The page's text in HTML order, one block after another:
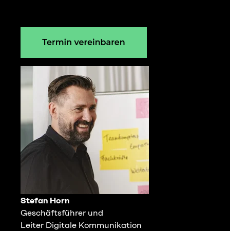
Stefan Horn
Geschäftsführer und
Leiter Digitale Kommunikation